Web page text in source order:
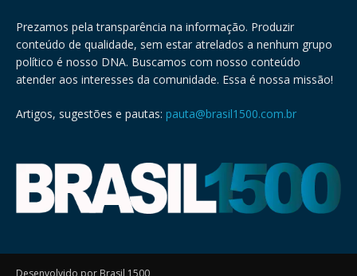
Prezamos pela transparência na informação. Produzir
conteúdo de qualidade, sem estar atrelados a nenhum grupo
político é nosso DNA. Buscamos com nosso conteúdo
atender aos interesses da comunidade. Essa é nossa missão!
Artigos, sugestões e pautas: pauta@brasil1500.com.br
Desenvolvido por Brasil 1500